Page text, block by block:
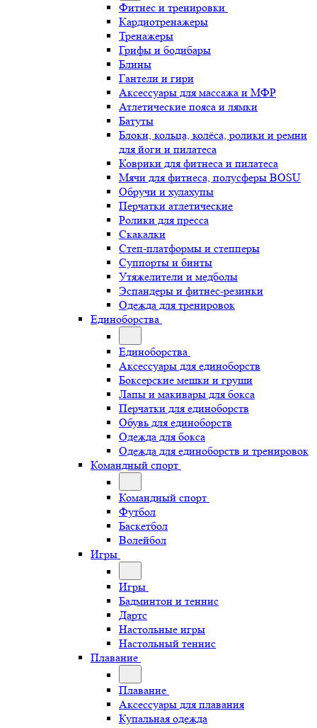
Фитнес и тренировки
Кардиотренажеры
Тренажеры
Грифы и бодибары
Блины
Гантели и гири
Аксессуары для массажа и МФР
Атлетические пояса и лямки
Батуты
Блоки, кольца, колёса, ролики и ремни
для йоги и пилатеса
Коврики для фитнеса и пилатеса
Мячи для фитнеса, полусферы BOSU
Обручи и хулахупы
Перчатки атлетические
Ролики для пресса
Скакалки
Степ-платформы и степперы
Суппорты и бинты
Утяжелители и медболы
Эспандеры и фитнес-резинки
Одежда для тренировок
Единоборства
Единоборства
Аксессуары для единоборств
Боксерские мешки и груши
Лапы и макивары для бокса
Перчатки для единоборств
Обувь для единоборств
Одежда для бокса
Одежда для единоборств и тренировок
Командный спорт
Командный спорт
Футбол
Баскетбол
Волейбол
Игры
Игры
Бадминтон и теннис
Дартс
Настольные игры
Настольный теннис
Плавание
Плавание
Аксессуары для плавания
Купальная одежда